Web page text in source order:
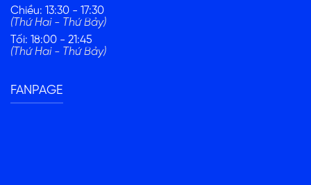
Chiều: 13:30 - 17:30
(Thứ Hai - Thứ Bảy)
Tối: 18:00 - 21:45
(Thứ Hai - Thứ Bảy)
FANPAGE